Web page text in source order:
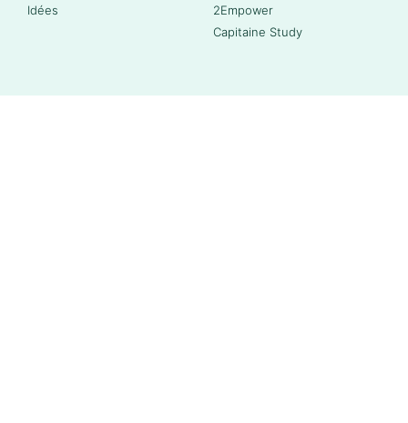
Idées
2Empower
Capitaine Study